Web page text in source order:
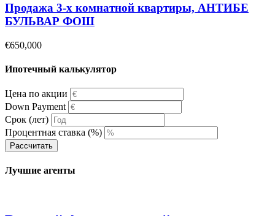
Продажа 3-х комнатной квартиры, АНТИБЕ
БУЛЬВАР ФОШ
€650,000
Ипотечный калькулятор
Цена по акции
Down Payment
Срок (лет)
Процентная ставка (%)
Рассчитать
Лучшие агенты